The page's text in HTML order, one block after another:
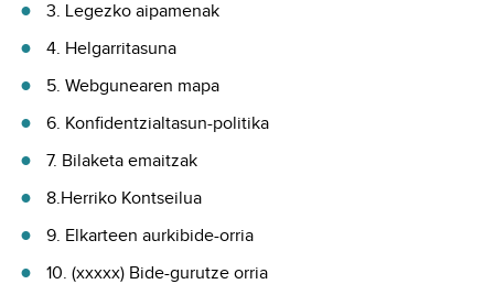
3. Legezko aipamenak
4. Helgarritasuna
5. Webgunearen mapa
6. Konfidentzialtasun-politika
7. Bilaketa emaitzak
8.Herriko Kontseilua
9. Elkarteen aurkibide-orria
10. (xxxxx) Bide-gurutze orria